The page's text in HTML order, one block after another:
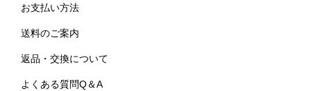
お支払い方法
送料のご案内
返品・交換について
よくある質問Q＆A